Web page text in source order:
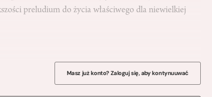
preludium do życia właściwego dla niewielkiej
Masz już konto? Zaloguj się, aby kontynuuwać